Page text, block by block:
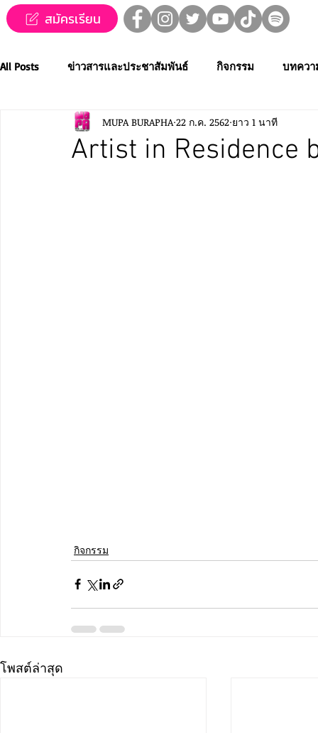
สมัครเรียน
All Posts ข่าวสารและประชาสัมพันธ์ กิจกรรม บทควา
ข่าวทุนการศึกษา MUPA ชวนชม👀🍿 MUPA On
Artist in Residence
MUPA BURAPHA 22 ก.ค. 2562 ยาว 1 นาที
กิจกรรม
โพสต์ล่าสุด